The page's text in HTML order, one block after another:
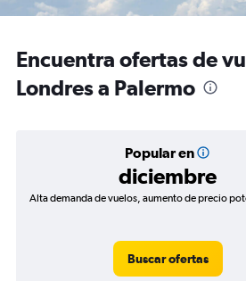
Encuentra ofertas de
Londres a Palermo
Popular en
diciembre
Alta demanda de vuelos, aumento de precio
Buscar ofertas